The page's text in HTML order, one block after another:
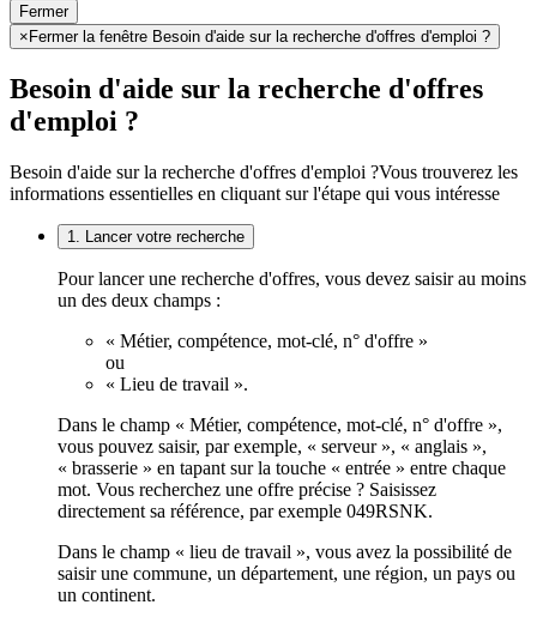
Fermer
×Fermer la fenêtre Besoin d'aide sur la recherche d'offres d'emploi ?
Besoin d'aide sur la recherche d'offres
d'emploi ?
Besoin d'aide sur la recherche d'offres d'emploi ?Vous trouverez les
informations essentielles en cliquant sur l'étape qui vous intéresse
1. Lancer votre recherche
Pour lancer une recherche d'offres, vous devez saisir au moins
un des deux champs :
« Métier, compétence, mot-clé, n° d'offre »
ou
« Lieu de travail ».
Dans le champ « Métier, compétence, mot-clé, n° d'offre »,
vous pouvez saisir, par exemple, « serveur », « anglais »,
« brasserie » en tapant sur la touche « entrée » entre chaque
mot. Vous recherchez une offre précise ? Saisissez
directement sa référence, par exemple 049RSNK.
Dans le champ « lieu de travail », vous avez la possibilité de
saisir une commune, un département, une région, un pays ou
un continent.